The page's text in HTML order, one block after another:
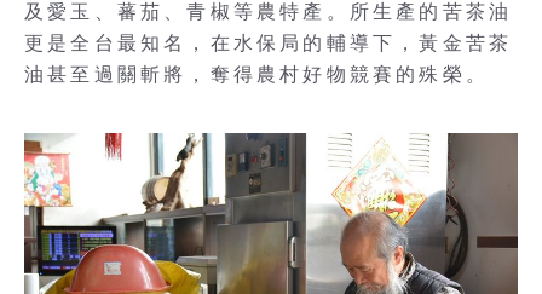
及愛玉、蕃茄、青椒等農特產。所生產的苦茶油
更是全台最知名，在水保局的輔導下，黃金苦茶
油甚至過關斬將，奪得農村好物競賽的殊榮。